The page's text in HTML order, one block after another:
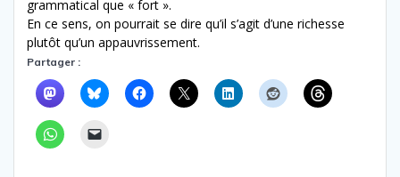
grammatical que « fort ».
En ce sens, on pourrait se dire qu’il s’agit d’une richesse
plutôt qu’un appauvrissement.
Partager :